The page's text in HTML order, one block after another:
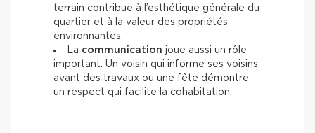
terrain contribue à l’esthétique générale du
quartier et à la valeur des propriétés
environnantes.
La communication joue aussi un rôle
important. Un voisin qui informe ses voisins
avant des travaux ou une fête démontre
un respect qui facilite la cohabitation.